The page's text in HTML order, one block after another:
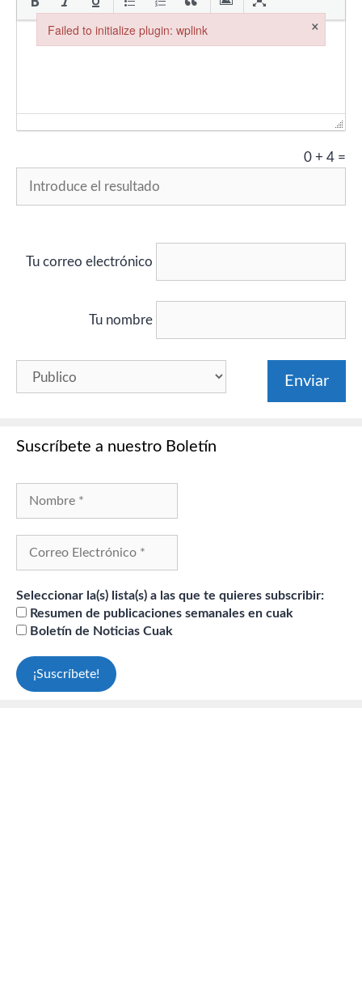
0 + 4 =
Tu correo electrónico
Tu nombre
Suscríbete a nuestro Boletín
Seleccionar la(s) lista(s) a las que te quieres subscribir:
Resumen de publicaciones semanales en cuak
Boletín de Noticias Cuak
Failed to initialize plugin: wplink ×
Failed to initialize plugin: wplink